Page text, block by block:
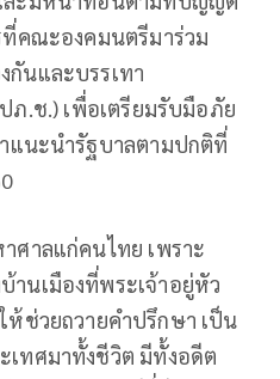
ที่คณะองคมนตรีมาร่วม
นและบรรเทา
.ช.) เพื่อเตรียมรับมือภัย
แนะนำรัฐบาลตามปกติที่
ศาลแก่คนไทย เพราะ
นเมืองที่พระเจ้าอยู่หัว
ห้ช่วยถวายคำปรึกษา เป็น
ทศมาทั้งชีวิต มีทั้งอดีต